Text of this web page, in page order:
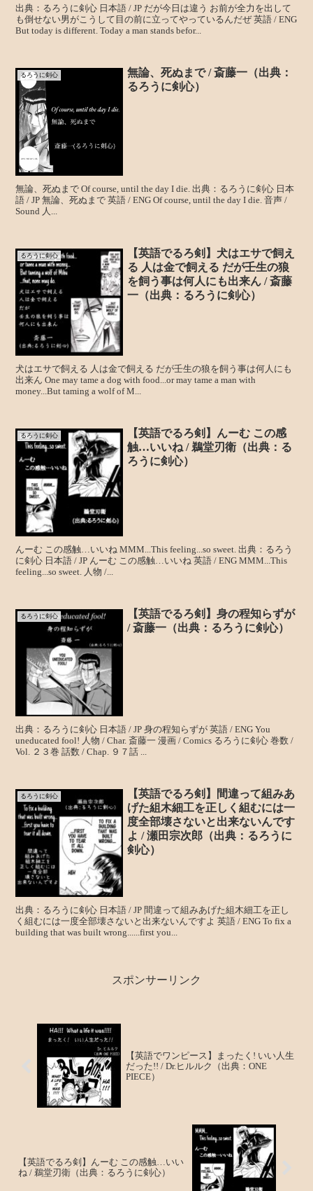
出典：るろうに剣心 日本語 / JP だが今日は違う お前が全力を出して
も倒せない男がこうして目の前に立ってやっているんだぜ 英語 / ENG
But today is different. Today a man stands befor...
るろうに剣心
無論、死ぬまで / 斎藤一（出典：
るろうに剣心）
無論、死ぬまで Of course, until the day I die. 出典：るろうに剣心 日本
語 / JP 無論、死ぬまで 英語 / ENG Of course, until the day I die. 音声 /
Sound 人...
るろうに剣心
【英語でるろ剣】犬はエサで飼え
る 人は金で飼える だが壬生の狼
を飼う事は何人にも出来ん / 斎藤
一（出典：るろうに剣心）
犬はエサで飼える 人は金で飼える だが壬生の狼を飼う事は何人にも
出来ん One may tame a dog with food...or may tame a man with
money...But taming a wolf of M...
るろうに剣心
【英語でるろ剣】んーむ この感
触…いいね / 鵜堂刃衛（出典：る
ろうに剣心）
んーむ この感触…いいね MMM...This feeling...so sweet. 出典：るろう
に剣心 日本語 / JP んーむ この感触…いいね 英語 / ENG MMM...This
feeling...so sweet. 人物 /...
るろうに剣心
【英語でるろ剣】身の程知らずが
/ 斎藤一（出典：るろうに剣心）
出典：るろうに剣心 日本語 / JP 身の程知らずが 英語 / ENG You
uneducated fool! 人物 / Char. 斎藤一 漫画 / Comics るろうに剣心 巻数 /
Vol. ２３巻 話数 / Chap. ９７話 ...
るろうに剣心
【英語でるろ剣】間違って組みあ
げた組木細工を正しく組むには一
度全部壊さないと出来ないんです
よ / 瀬田宗次郎（出典：るろうに
剣心）
出典：るろうに剣心 日本語 / JP 間違って組みあげた組木細工を正し
く組むには一度全部壊さないと出来ないんですよ 英語 / ENG To fix a
building that was built wrong......first you...
スポンサーリンク
【英語でワンピース】まったく! いい人生
だった!! / Dr.ヒルルク（出典：ONE
PIECE）
【英語でるろ剣】んーむ この感触…いい
ね / 鵜堂刃衛（出典：るろうに剣心）